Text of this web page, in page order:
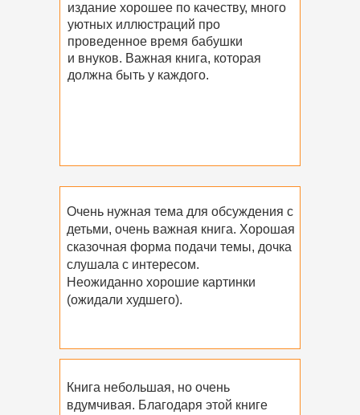
издание хорошее по качеству, много
уютных иллюстраций про
проведенное время бабушки
и внуков. Важная книга, которая
должна быть у каждого.
Очень нужная тема для обсуждения с
детьми, очень важная книга. Хорошая
сказочная форма подачи темы, дочка
слушала с интересом.
Неожиданно хорошие картинки
(ожидали худшего).
Книга небольшая, но очень
вдумчивая. Благодаря этой книге